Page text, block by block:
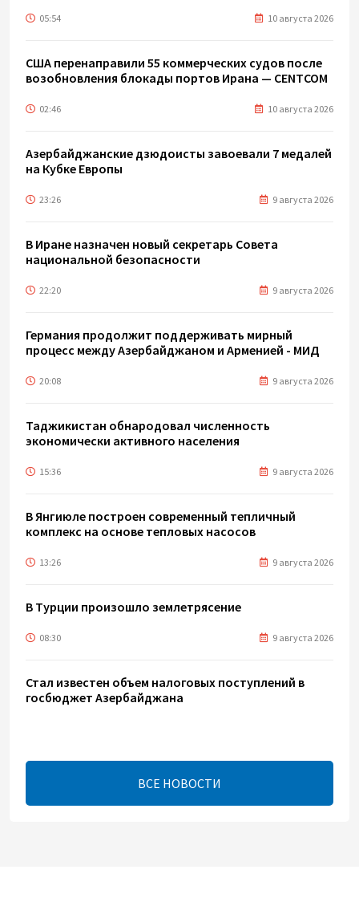
05:54 10 августа 2026
США перенаправили 55 коммерческих судов после
возобновления блокады портов Ирана — CENTCOM
02:46 10 августа 2026
Азербайджанские дзюдоисты завоевали 7 медалей
на Кубке Европы
23:26 9 августа 2026
В Иране назначен новый секретарь Совета
национальной безопасности
22:20 9 августа 2026
Германия продолжит поддерживать мирный
процесс между Азербайджаном и Арменией - МИД
20:08 9 августа 2026
Таджикистан обнародовал численность
экономически активного населения
15:36 9 августа 2026
В Янгиюле построен современный тепличный
комплекс на основе тепловых насосов
13:26 9 августа 2026
В Турции произошло землетрясение
08:30 9 августа 2026
Стал известен объем налоговых поступлений в
госбюджет Азербайджана
ВСЕ НОВОСТИ